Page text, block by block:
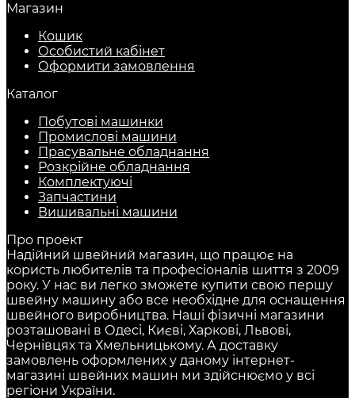
Магазин
Кошик
Особистий кабінет
Оформити замовлення
Каталог
Побутові машинки
Промислові машини
Прасувальне обладнання
Розкрійне обладнання
Комплектуючі
Запчастини
Вишивальні машини
Про проект
Надійний швейний магазин, що працює на
користь любителів та професіоналів шиття з 2009
року. У нас ви легко зможете купити свою першу
швейну машину або все необхідне для оснащення
швейного виробництва. Наші фізичні магазини
розташовані в Одесі, Києві, Харкові, Львові,
Чернівцях та Хмельницькому. А доставку
замовлень оформлених у даному інтернет-
магазині швейних машин ми здійснюємо у всі
регіони України.